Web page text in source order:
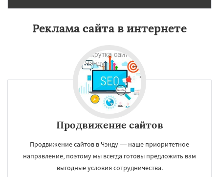
Реклама сайта в интернете
Продвижение сайтов
Продвижение сайтов в Чэнду — наше приоритетное
направление, поэтому мы всегда готовы предложить вам
выгодные условия сотрудничества.